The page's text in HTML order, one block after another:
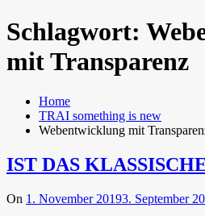
Schlagwort:
mit Transparenz
Home
TRAI something is new
Webentwicklung mit
IST DAS
On 1. November 20193. September